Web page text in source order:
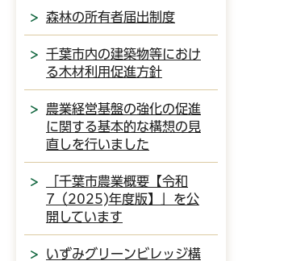
森林の所有者届出制度
千葉市内の建築物等におけ
る木材利用促進方針
農業経営基盤の強化の促進
に関する基本的な構想の見
直しを行いました
「千葉市農業概要【令和
7（2025)年度版】」を公
開しています
いずみグリーンビレッジ構